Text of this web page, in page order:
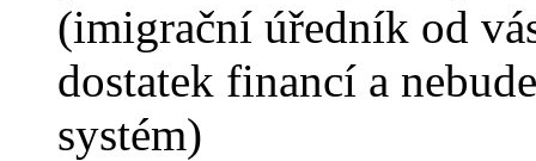
(imigrační úředník od
dostatek financí a
systém)